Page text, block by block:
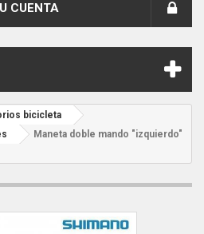
CUENTA
bicicleta
Maneta doble mando "izquierdo"